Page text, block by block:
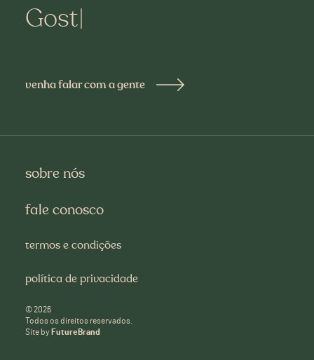
Goste
venha falar com a gente
sobre nós
fale conosco
termos e condições
política de privacidade
©2026
Todos os direitos reservados.
Site by FutureBrand